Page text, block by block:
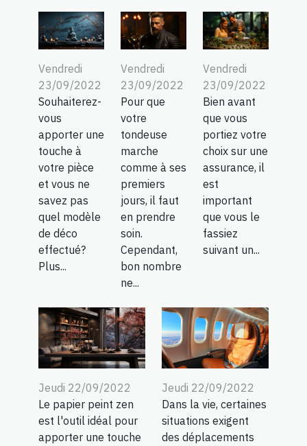
Vendredi
23/09/2022
Souhaiterez-
vous
apporter une
touche à
votre pièce
et vous ne
savez pas
quel modèle
de déco
effectué?
Plus...
Vendredi
23/09/2022
Pour que
votre
tondeuse
marche
comme à ses
premiers
jours, il faut
en prendre
soin.
Cependant,
bon nombre
ne...
Vendredi
23/09/2022
Bien avant
que vous
portiez votre
choix sur une
assurance, il
est
important
que vous le
fassiez
suivant un...
Jeudi 22/09/2022
Le papier peint zen
est l'outil idéal pour
apporter une touche
Jeudi 22/09/2022
Dans la vie, certaines
situations exigent
des déplacements